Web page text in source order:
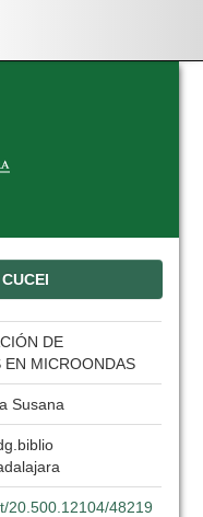
CUCEI
DE
MICROONDAS
Susana
20.500.12104/48219